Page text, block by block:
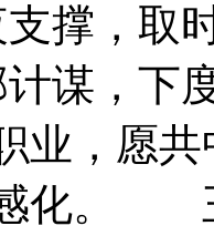
撑，取
谋，下
业，愿
化。